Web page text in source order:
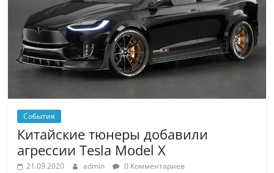
События
Китайские тюнеры добавили
агрессии Tesla Model X
21.09.2020 admin 0 Комментариев